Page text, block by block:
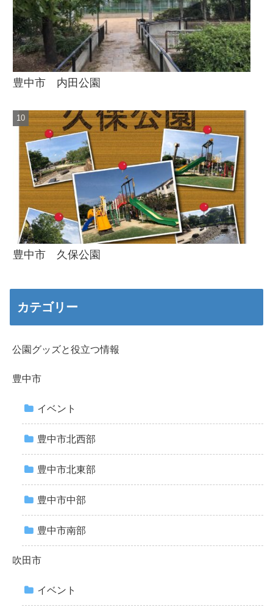
豊中市 内田公園
豊中市 久保公園
カテゴリー
公園グッズと役立つ情報
豊中市
イベント
豊中市北西部
豊中市北東部
豊中市中部
豊中市南部
吹田市
イベント